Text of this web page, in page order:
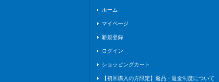
ホーム
マイページ
新規登録
ログイン
ショッピングカート
【初回購入の方限定】返品・返金制度について